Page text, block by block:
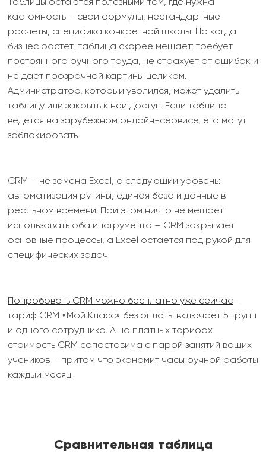
кастомность – свои формулы, нестандартные
расчеты, специфика конкретной школы. Но когда
бизнес растет, таблица скорее мешает: требует
постоянного ручного труда, не страхует от ошибок и
не дает прозрачной картины целиком.
Администратор, который уволился, может удалить
таблицу или закрыть к ней доступ. Если таблица
ведется на зарубежном онлайн-сервисе, его могут
заблокировать.
CRM – не замена Excel, а следующий уровень:
автоматизация рутины, единая база и данные в
реальном времени. При этом ничто не мешает
использовать оба инструмента – CRM закрывает
основные процессы, а Excel остается под рукой для
специфических задач.
Попробовать CRM можно бесплатно уже сейчас –
тариф CRM «Мой Класс» без оплаты включает 5 групп
и одного сотрудника. А на платных тарифах
стоимость CRM сопоставима с парой занятий ваших
учеников – притом что экономит часы ручной работы
каждый месяц.
Сравнительная таблица